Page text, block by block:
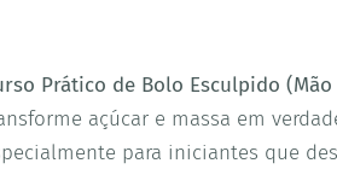
Prático de Bolo Esculpido (Mão
açúcar e massa em
para iniciantes que